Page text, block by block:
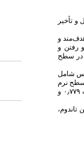
و تأخیر
و
رفتن و
۲۳ در سطح
بِس شامل
سخت (به‌ترتیب ۰٫۹۳۸ و ۰٫۸۲۳)، جفت‌پا سطح نرم (به‌ترتیب ۰٫۹۳۶ و ۰٫۸۶۳)، تک‌پا سطح نرم
(به‌ترتیب ۰٫۹۶۸ و ۰٫۷۷۷) و تاندوم سطح نرم (به‌ترتیب ۰٫۹۳۲ و ۰٫۷۸۷)، آزمون‌ رومبرگ (به‌ترتیب ۰٫۷۳۹ و ۰٫۷۲۴)‏، آزمون‌ شارپند رومبرگ (به‌ترتیب ۰٫۹۴۱ و ۰٫۶۴۳)‏، آزمون‌ لک‌لک (به‌ترتیب ۰٫۷۷۹ و